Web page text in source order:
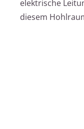
elektrische
diesem